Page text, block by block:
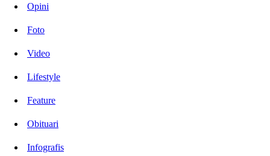
Opini
Foto
Video
Lifestyle
Feature
Obituari
Infografis